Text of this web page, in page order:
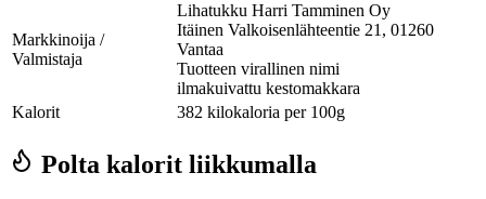
Markkinoija /
Valmistaja
Lihatukku Harri Tamminen Oy
Itäinen Valkoisenlähteentie 21, 01260
Vantaa
Tuotteen virallinen nimi
ilmakuivattu kestomakkara
Kalorit
382 kilokaloria per 100g
Polta kalorit liikkumalla